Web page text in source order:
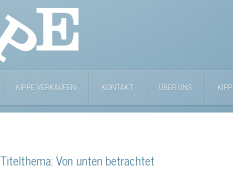
KIPPE VERKAUFEN KONTAKT ÜBER UNS
Titelthema: Von unten betrachtet